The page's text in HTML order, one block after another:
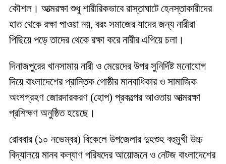
কৌশল। আত্মরক্ষা শুধু শারীরিকভাবে রাস্তাঘাটে হেনস্তাকারীদের
হাত থেকে রক্ষা পাওয়া নয়, বরং সমাজের যাদের জন্য নারীরা
পিছিয়ে পড়ে তাদের থেকে রক্ষা করে নারীর এগিয়ে চলা।
দিনাজপুরের খানসামায় নারী ও মেয়েদের উপর সুনির্দিষ্ট মনোযোগ
দিয়ে বাংলাদেশের প্রান্তিক গোষ্ঠীর মানবাধিকার ও সামাজিক
অংশগ্রহণ জোরদারকরণ (হোপ) প্রকল্পের আওতায় আত্মরক্ষা
প্রশিক্ষণ অনুষ্ঠিত হয়েছে।
রোববার (১০ নভেম্বর) বিকেলে উপজেলার দুহশুহ বহুমুখী উচ্চ
বিদ্যালয়ে মানব কল্যাণ পরিষদের আয়োজনে ও নেটজ বাংলাদেশের